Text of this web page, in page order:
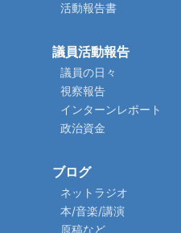
活動報告書
議員活動報告
議員の日々
視察報告
インターンレポート
政治資金
ブログ
ネットラジオ
本/音楽/講演
原稿など